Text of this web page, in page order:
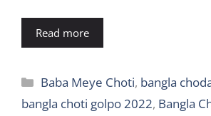
Read more
Categories
Baba Meye Choti, bangla
bangla choti golpo 2022, Bangla